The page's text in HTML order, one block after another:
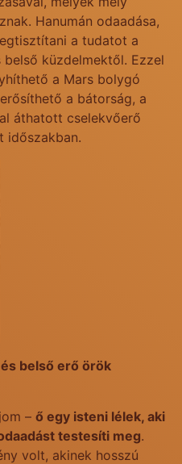
Hanumán odaadása,
a tudatot a
küzdelmektől. Ezzel
a Mars bolygó
a bátorság, a
áthatott cselekvőerő
időszakban.
belső erő örök
– ő egy isteni lélek, aki
testesíti meg.
volt, akinek hosszú